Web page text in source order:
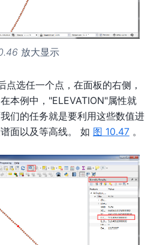
放大显示
点选任一个点，在面板的右侧，
本例中，"ELEVATION"属性就
们的任务就是要利用这些数值进
面以及等高线。 如 图 10.47 。